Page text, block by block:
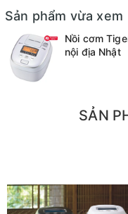
Sản phẩm vừa xem
Nồi cơm
nội địa Nhật
SẢN